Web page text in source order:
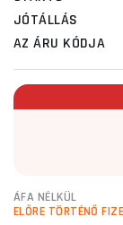
JÓTÁLLÁS
AZ ÁRU KÓDJA
ÁFA NÉLKÜL
ELŐRE TÖRTÉNŐ